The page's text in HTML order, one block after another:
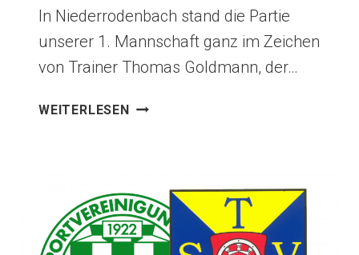
In Niederrodenbach stand die Partie
unserer 1. Mannschaft ganz im Zeichen
von Trainer Thomas Goldmann, der…
WEITERLESENERFOLGREICHES